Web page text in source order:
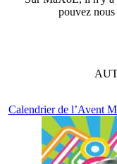
pouvez
Calendrier de l’Avent